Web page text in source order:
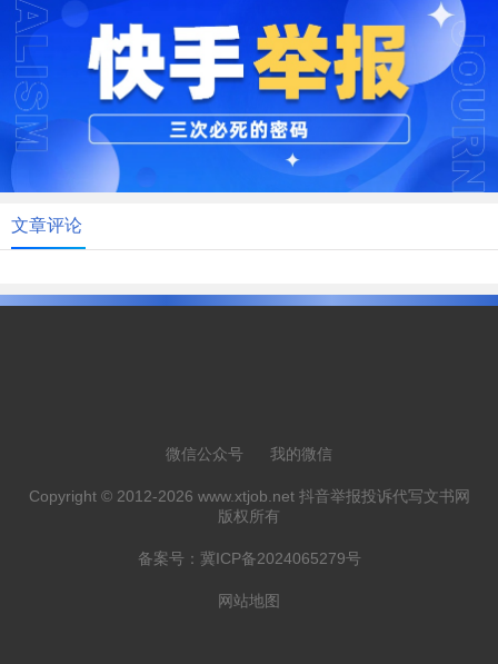
文章评论
微信公众号 我的微信
Copyright © 2012-2026 www.xtjob.net 抖音举报投诉代写文书网
版权所有
备案号： 冀ICP备2024065279号
网站地图